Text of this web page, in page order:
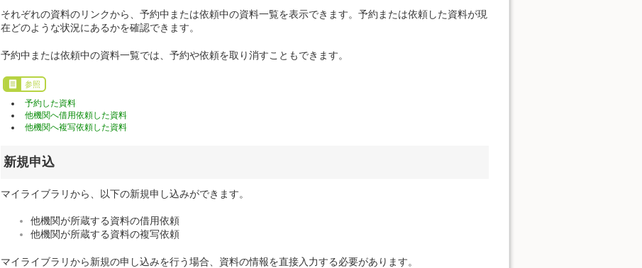
それぞれの資料のリンクから、予約中または依頼中の資料一覧を表示できます。予約または依頼した資料が現
在どのような状況にあるかを確認できます。
予約中または依頼中の資料一覧では、予約や依頼を取り消すこともできます。
参照
予約した資料
他機関へ借用依頼した資料
他機関へ複写依頼した資料
新規申込
マイライブラリから、以下の新規申し込みができます。
他機関が所蔵する資料の借用依頼
他機関が所蔵する資料の複写依頼
マイライブラリから新規の申し込みを行う場合、資料の情報を直接入力する必要があります。